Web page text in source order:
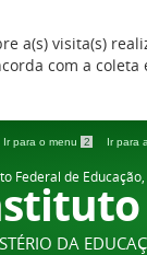
a(s) visita(s)
com a
Ir para o menu 2 Ir para
Federal de
DA